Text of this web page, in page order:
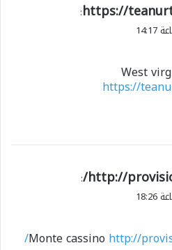
https://
:
West
https://
http://
:
Monte cassino http://